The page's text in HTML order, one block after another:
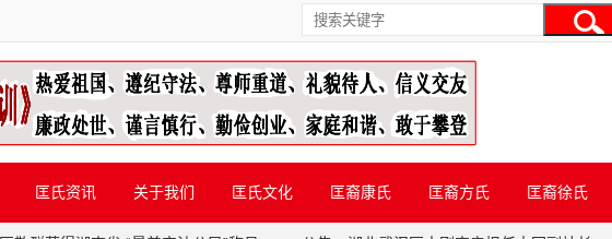
匡氏资讯 关于我们 匡氏文化 匡裔康氏 匡裔方氏 匡裔徐氏